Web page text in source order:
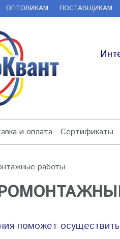
ОПТОВИКАМ ПОСТАВЩИКАМ
и оплата Сертификаты
работы
поможет